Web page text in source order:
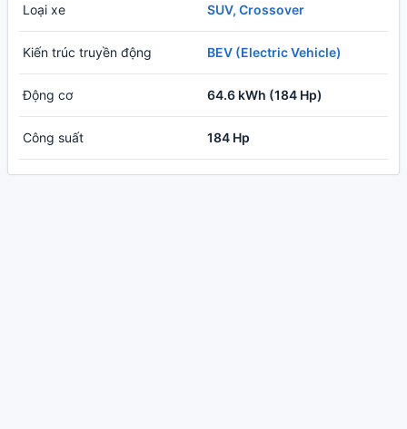
Loại xe SUV, Crossover
Kiến trúc truyền động BEV (Electric Vehicle)
Động cơ 64.6 kWh (184 Hp)
Công suất 184 Hp